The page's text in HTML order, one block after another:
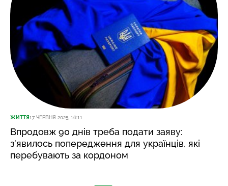
ЖИТТЯ17 ЧЕРВНЯ 2025, 16:11
Впродовж 90 днів треба подати заяву:
з’явилось попередження для українців, які
перебувають за кордоном